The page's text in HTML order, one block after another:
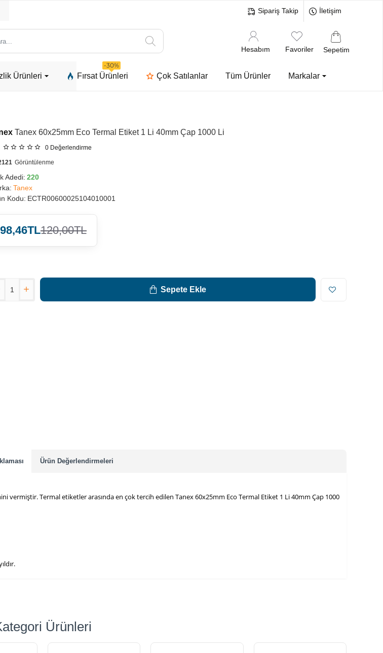
Sipariş Takip İletişim
Hesabım Favoriler Sepetim
Ürünleri Fırsat Ürünleri
-30%
Çok Satılanlar Tüm Ürünler Markalar
Tanex 60x25mm Eco Termal Etiket 1 Li 40mm Çap 1000 Li
0 Değerlendirme
Adedi: 220
Tanex
Kodu: ECTR00600025104010001
Görüntülenme
98,46TL120,00TL
Sepete Ekle
Ürün Değerlendirmeleri
vermiştir. Termal etiketler arasında en çok tercih edilen Tanex 60x25mm Eco Termal Etiket 1 Li 40mm Çap 1000
Ürünleri